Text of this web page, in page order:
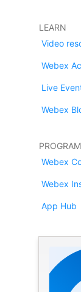
LEARN
Video
Webex
Live
Webex
Webex
Webex
App Hub